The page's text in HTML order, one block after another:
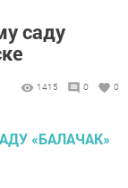
саду
1415 0 0